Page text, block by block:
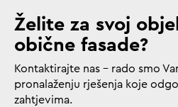
Želite za svoj
obične fasade?
Kontaktirajte nas – rado smo
pronalaženju rješenja koje
zahtjevima.